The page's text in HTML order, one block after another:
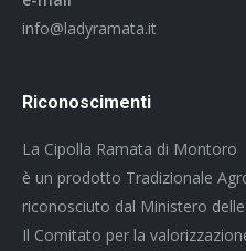
info@ladyramata.it
Riconoscimenti
La Cipolla Ramata di Montoro
è un prodotto Tradizionale
riconosciuto dal Ministero
Il Comitato per la